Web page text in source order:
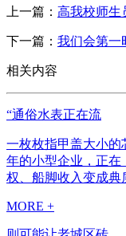
上一篇： 高我校师生
下一篇： 我们会第一
相关内容
“通俗水表正在流
一枚枚指甲盖大小的
年的小型企业，正在
权、船脚收入变成典
MORE +